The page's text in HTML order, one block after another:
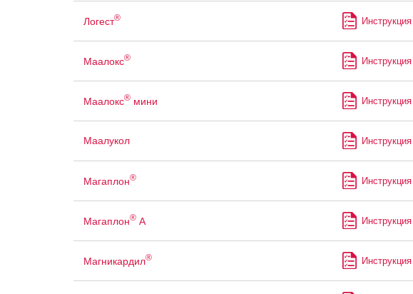
Логест® Инструкция
Маалокс® Инструкция
Маалокс®мини Инструкция
Маалукол Инструкция
Магаплон® Инструкция
Магаплон®А Инструкция
Магникардил® Инструкция